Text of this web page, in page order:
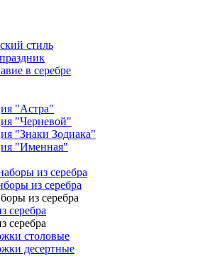
стиль
в серебре
"Астра"
"Черневой"
"Знаки Зодиака"
"Именная"
из серебра
из серебра
из серебра
серебра
серебра
столовые
десертные